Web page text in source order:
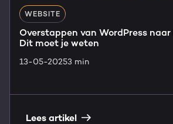
WEBSITE
Overstappen van WordPress
Dit moet je weten
13-05-20253 min
Lees artikel